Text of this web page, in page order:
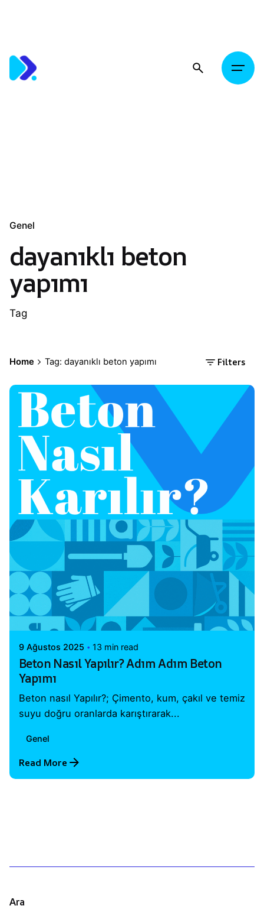
Genel
dayanıklı beton
yapımı
Tag
Home Tag: dayanıklı beton yapımı Filters
Ara
Posted by
Vital A.Ş. Webmaster
9 Ağustos 2025 13 min read
Beton Nasıl Yapılır? Adım Adım Beton
Yapımı
Beton nasıl Yapılır?; Çimento, kum, çakıl ve temiz
suyu doğru oranlarda karıştırarak...
Genel
Read More